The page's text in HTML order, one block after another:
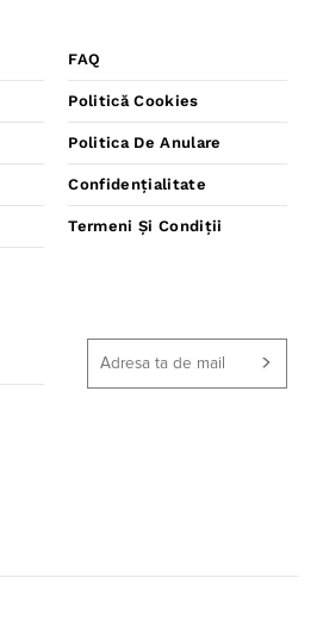
FAQ
Politică Cookies
Politica De Anulare
Confidențialitate
Termeni Și Condiții